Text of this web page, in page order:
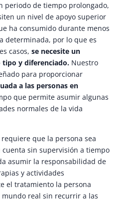
periodo de tiempo prolongado,
un nivel de apoyo superior
ha consumido durante menos
determinada, por lo que es
casos, se necesite un
y diferenciado.Nuestro
para proporcionar
a las personas en
que permite asumir algunas
normales de la vida
que la persona sea
sin supervisión a tiempo
asumir la responsabilidad de
y actividades
el tratamiento la persona
real sin recurrir a las